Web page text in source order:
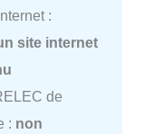
:
site internet
de
: non